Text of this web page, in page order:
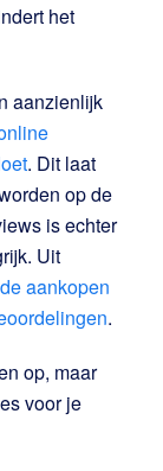
het
aanzienlijk
. Dit laat
op de
is echter
Uit
aankopen
.
op, maar
voor je